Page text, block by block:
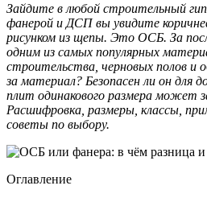
Зайдите в любой строительный
фанерой и ДСП вы увидите
рисунком из щепы. Это ОСБ. За
одним из самых популярных
строительства, черновых полов
за материал? Безопасен ли он для
плит одинакового размера может
Расшифровка, размеры, классы,
советы по выбору.
Оглавление